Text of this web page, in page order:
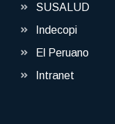
SUSALUD
Indecopi
El Peruano
Intranet